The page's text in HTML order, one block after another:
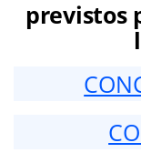
previstos